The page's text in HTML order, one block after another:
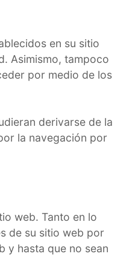
en su sitio
Asimismo, tampoco
por medio de los
derivarse de la
la navegación por
web. Tanto en lo
de su sitio web por
y hasta que no sean